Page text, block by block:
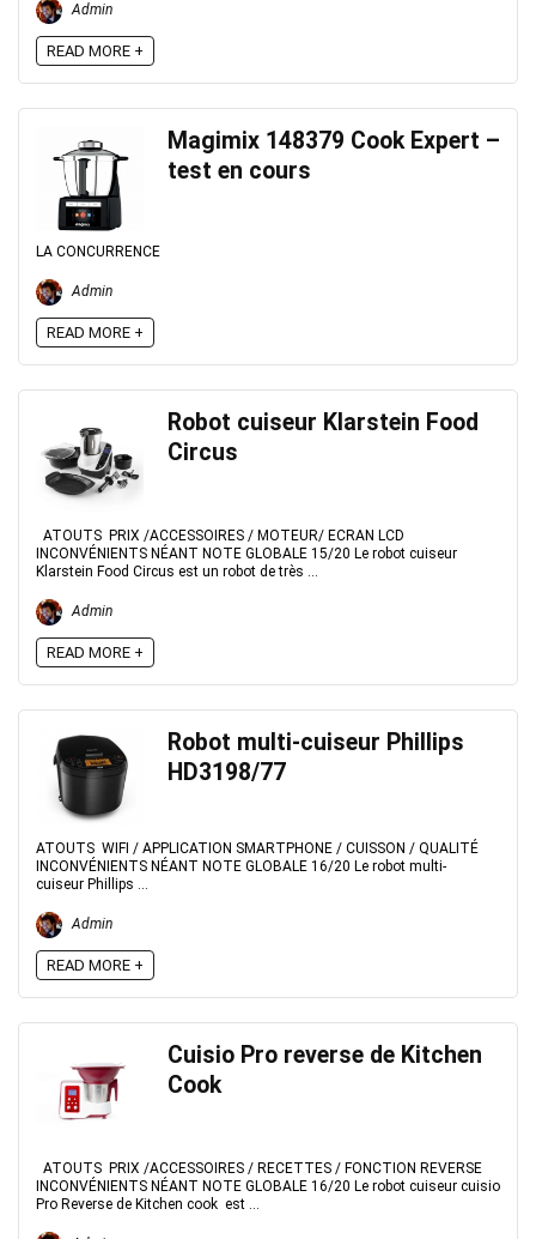
Admin
READ MORE +
Magimix 148379 Cook Expert –
test en cours
LA CONCURRENCE
Admin
READ MORE +
Robot cuiseur Klarstein Food
Circus
ATOUTS PRIX /ACCESSOIRES / MOTEUR/ ECRAN LCD
INCONVÉNIENTS NÉANT NOTE GLOBALE 15/20 Le robot cuiseur
Klarstein Food Circus est un robot de très ...
Admin
READ MORE +
Robot multi-cuiseur Phillips
HD3198/77
ATOUTS WIFI / APPLICATION SMARTPHONE / CUISSON / QUALITÉ
INCONVÉNIENTS NÉANT NOTE GLOBALE 16/20 Le robot multi-
cuiseur Phillips ...
Admin
READ MORE +
Cuisio Pro reverse de Kitchen
Cook
ATOUTS PRIX /ACCESSOIRES / RECETTES / FONCTION REVERSE
INCONVÉNIENTS NÉANT NOTE GLOBALE 16/20 Le robot cuiseur cuisio
Pro Reverse de Kitchen cook est ...